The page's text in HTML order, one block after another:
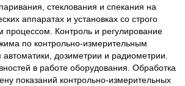
стеклования и спекания на
аппаратах и установках со строго
процессом. Контроль и регулирование
по контрольно-измерительным
дозиметрии и радиометрии.
в работе оборудования. Обработка
показаний контрольно-измерительных